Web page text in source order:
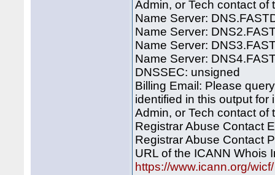
Admin, or Tech contact
Name Server:
Name Server:
Name Server:
Name Server:
DNSSEC: unsigned
Billing Email: Please
identified in this output
Admin, or Tech contact
Registrar Abuse Contact
Registrar Abuse Contact
URL of the ICANN Whois
https://www.icann.org/wicf/